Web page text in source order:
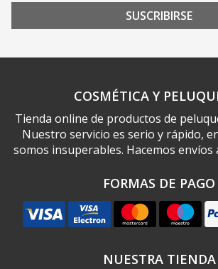
SUSCRIBIRSE
COSMÉTICA Y
Tienda online de productos de
Nuestro servicio es serio y rápido,
somos insuperables. Hacemos envíos
FORMAS DE PAGO
NUESTRA TIENDA